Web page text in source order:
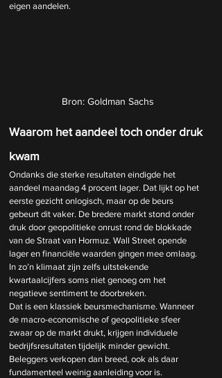
eigen aandelen.
Bron: Goldman Sachs
Waarom het aandeel toch onder druk
kwam
Ondanks die sterke resultaten eindigde het
aandeel maandag 4 procent lager. Dat lijkt op het
eerste gezicht onlogisch, maar op de beurs
gebeurt dit vaker. De bredere markt stond onder
druk door geopolitieke onrust rond de blokkade
van de Straat van Hormuz. Wall Street opende
lager en financiële waarden gingen mee omlaag.
In zo’n klimaat zijn zelfs uitstekende
kwartaalcijfers soms niet genoeg om het
negatieve sentiment te doorbreken.
Dat is een klassiek beursmechanisme. Wanneer
de macro-economische of geopolitieke sfeer
zwaar op de markt drukt, krijgen individuele
bedrijfsresultaten tijdelijk minder gewicht.
Beleggers verkopen dan breed, ook als daar
fundamenteel weinig aanleiding voor is.